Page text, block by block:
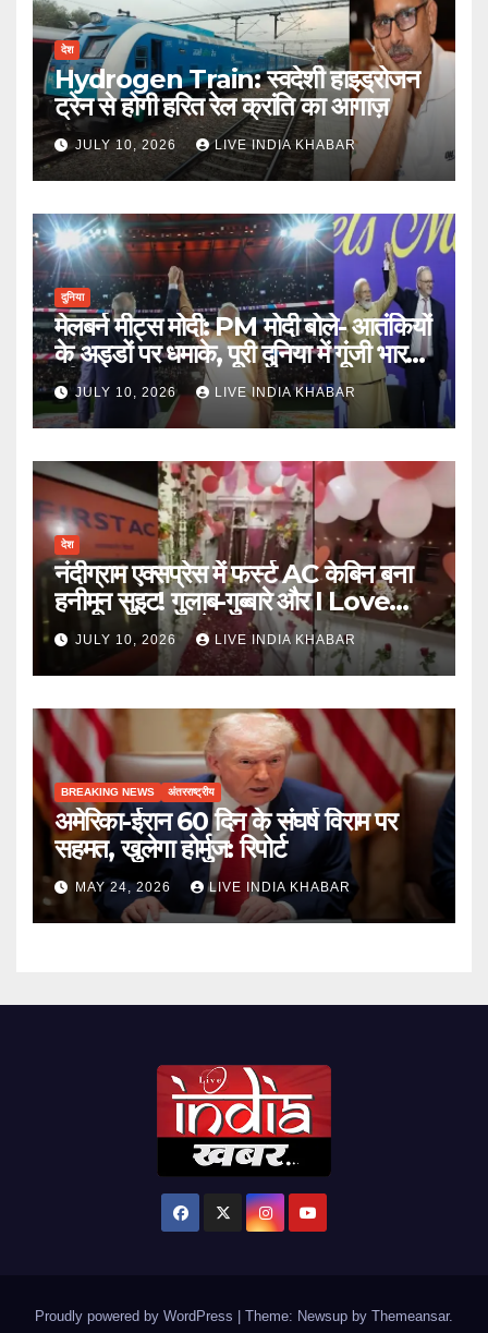
देश
Hydrogen Train: स्वदेशी हाइड्रोजन
ट्रेन से होगी हरित रेल क्रांति का आगाज़
JULY 10, 2026 LIVE INDIA KHABAR
दुनिया
मेलबर्न मीट्स मोदी: PM मोदी बोले- आतंकियों
के अड्डों पर धमाके, पूरी दुनिया में गूंजी भारत
की ताकत
JULY 10, 2026 LIVE INDIA KHABAR
देश
नंदीग्राम एक्सप्रेस में फर्स्ट AC केबिन बना
हनीमून सुइट! गुलाब-गुब्बारे और I Love
You, TTE सस्पेंड
JULY 10, 2026 LIVE INDIA KHABAR
BREAKING NEWS अंतरराष्ट्रीय
अमेरिका-ईरान 60 दिन के संघर्ष विराम पर
सहमत, खुलेगा होर्मुज: रिपोर्ट
MAY 24, 2026 LIVE INDIA KHABAR
Proudly powered by WordPress Theme: Newsup by Themeansar.